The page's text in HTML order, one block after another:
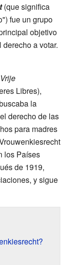
(que significa
fue un grupo
objetivo
a votar.
Vrije
Libres),
la
derecho de las
para madres
los Países
de 1919,
y sigue